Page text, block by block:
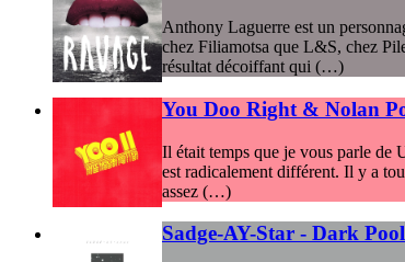
Anthony Laguerre est un
chez Filiamotsa que L&S, chez
résultat décoiffant qui (…)
You Doo Right & Nolan
Il était temps que je vous parle de
est radicalement différent. Il y a
assez (…)
Sadge-AY-Star - Dark Pool